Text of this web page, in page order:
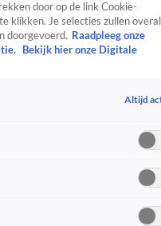
RealityCrimeVideo's
door op de link Cookie-
klikken. Je selecties zullen overal
doorgevoerd. Raadpleeg onze
Bekijk hier onze Digitale
Altijd